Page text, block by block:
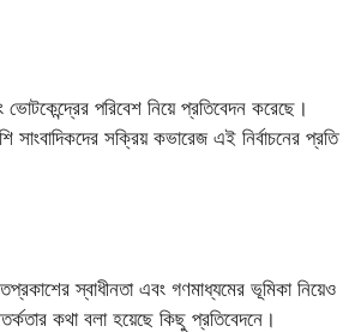
পরিবেশ নিয়ে প্রতিবেদন করেছে।
সক্রিয় কভারেজ এই নির্বাচনের প্রতি
স্বাধীনতা এবং গণমাধ্যমের ভূমিকা নিয়েও
কথা বলা হয়েছে কিছু প্রতিবেদনে।